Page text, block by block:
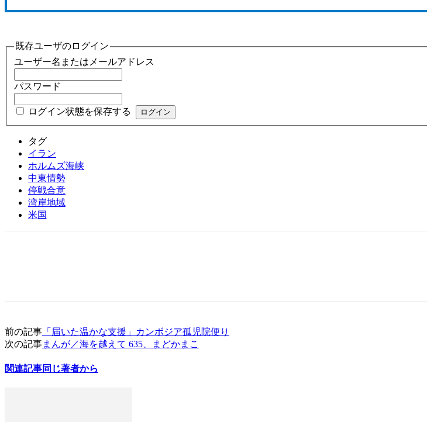
既存ユーザのログイン
ユーザー名またはメールアドレス
パスワード
ログイン状態を保存する
タグ
イラン
ホルムズ海峡
中東情勢
停戦合意
湾岸地域
米国
前の記事 「届いた温かな支援」カンボジア孤児院便り
次の記事まんが／海を越えて 635、まどかまこ
関連記事同じ著者から